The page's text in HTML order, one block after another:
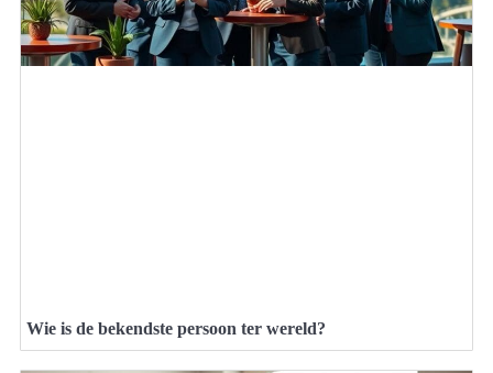
Wie is de bekendste persoon ter wereld?